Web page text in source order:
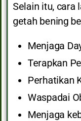
Selain itu, cara
getah bening
Menjaga
Terapkan
Perhatikan
Waspadai
Menjaga